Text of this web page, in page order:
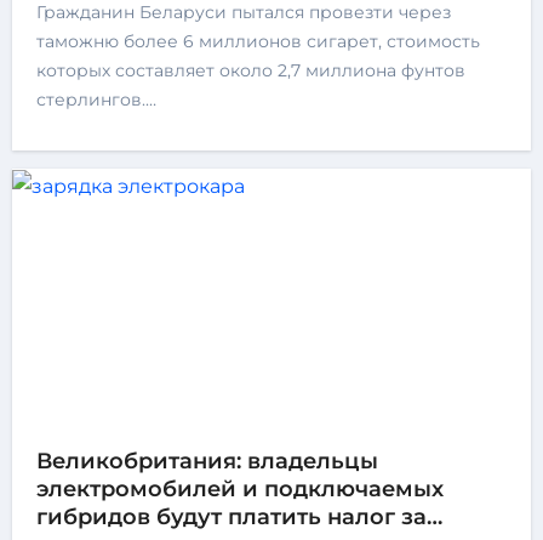
Гражданин Беларуси пытался провезти через
таможню более 6 миллионов сигарет, стоимость
которых составляет около 2,7 миллиона фунтов
стерлингов.…
Великобритания: владельцы
электромобилей и подключаемых
гибридов будут платить налог за